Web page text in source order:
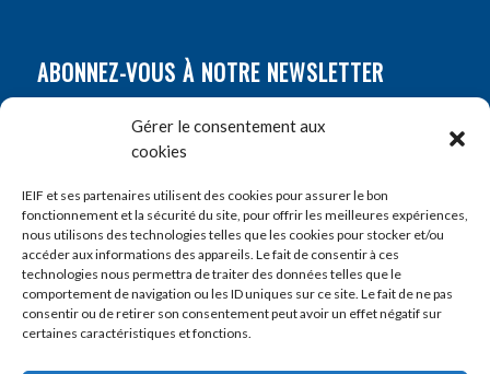
Gérer le consentement aux
cookies
IEIF et ses partenaires utilisent des cookies pour assurer le bon
fonctionnement et la sécurité du site, pour offrir les meilleures expériences,
nous utilisons des technologies telles que les cookies pour stocker et/ou
accéder aux informations des appareils. Le fait de consentir à ces
technologies nous permettra de traiter des données telles que le
comportement de navigation ou les ID uniques sur ce site. Le fait de ne pas
consentir ou de retirer son consentement peut avoir un effet négatif sur
certaines caractéristiques et fonctions.
ABONNEZ-VOUS À NOTRE NEWSLETTER
Prénom*
E-mail*